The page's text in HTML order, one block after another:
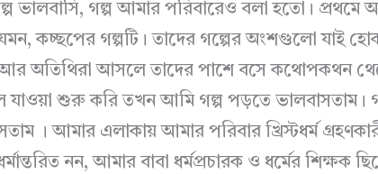
ভালবাসি, গল্প আমার পরিবারেও বলা হতো। প্রথমে
কচ্ছপের গল্পটি। তাদের গল্পের অংশগুলো যাই
অতিথিরা আসলে তাদের পাশে বসে কথোপকথন
যাওয়া শুরু করি তখন আমি গল্প পড়তে
। আমার এলাকায় আমার পরিবার খ্রিস্টধর্ম
নন, আমার বাবা ধর্মপ্রচারক ও ধর্মের শিক্ষক